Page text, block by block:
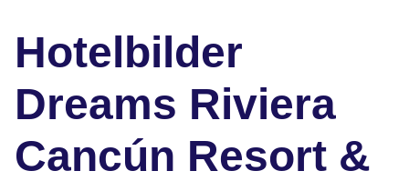
Hotelbilder
Dreams Riviera
Cancún Resort &